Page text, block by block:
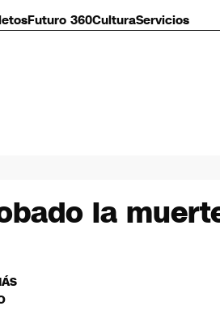
Futuro 360CulturaServicios
la